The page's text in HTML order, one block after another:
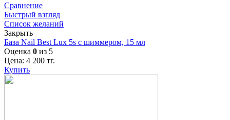
Сравнение
Быстрый взгляд
Список желаний
Закрыть
База Nail Best Lux 5s с шиммером, 15 мл
Оценка 0 из 5
Цена: 4 200 тг.
Купить